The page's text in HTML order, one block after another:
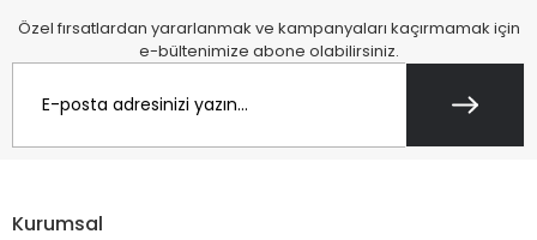
Özel fırsatlardan yararlanmak ve kampanyaları kaçırmamak için
e-bültenimize abone olabilirsiniz.
Kurumsal